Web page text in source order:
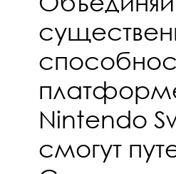
Nintendo
смогут